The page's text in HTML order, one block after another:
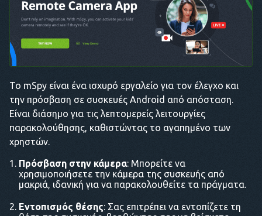
Το mSpy είναι ένα ισχυρό εργαλείο για τον έλεγχο και
την πρόσβαση σε συσκευές Android από απόσταση.
Είναι διάσημο για τις λεπτομερείς λειτουργίες
παρακολούθησης, καθιστώντας το αγαπημένο των
χρηστών.
Πρόσβαση στην κάμερα: Μπορείτε να
χρησιμοποιήσετε την κάμερα της συσκευής από
μακριά, ιδανική για να παρακολουθείτε τα πράγματα.
Εντοπισμός θέσης: Σας επιτρέπει να εντοπίζετε τη